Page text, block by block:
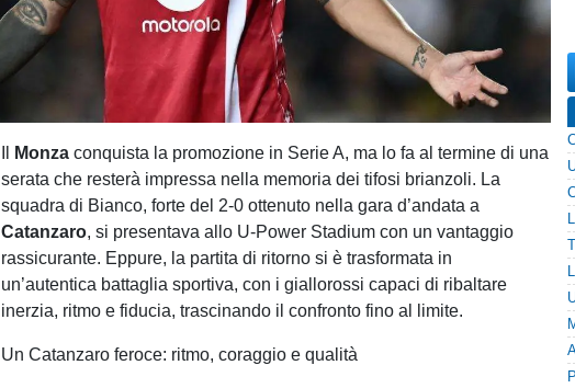
Monza conquista la promozione in Serie A, ma lo fa al termine di una
serata che resterà impressa nella memoria dei tifosi brianzoli. La
squadra di Bianco, forte del 2-0 ottenuto nella gara d’andata a
Catanzaro, si presentava allo U‑Power Stadium con un vantaggio
rassicurante. Eppure, la partita di ritorno si è trasformata in
un’autentica battaglia sportiva, con i giallorossi capaci di ribaltare
inerzia, ritmo e fiducia, trascinando il confronto fino al limite.
Un Catanzaro feroce: ritmo, coraggio e qualità